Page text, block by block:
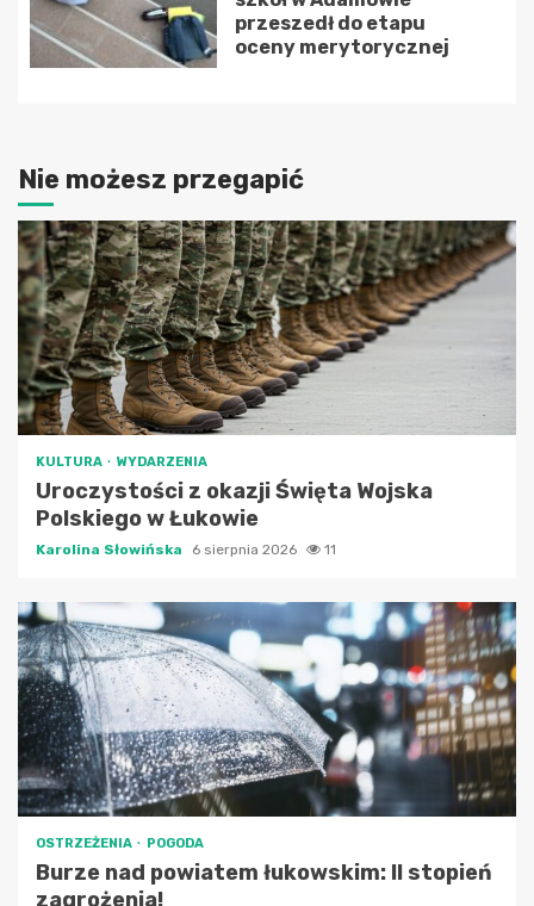
przeszedł do etapu
oceny merytorycznej
Nie możesz przegapić
KULTURA WYDARZENIA
Uroczystości z okazji Święta Wojska
Polskiego w Łukowie
Karolina Słowińska 6 sierpnia 2026 11
OSTRZEŻENIA POGODA
Burze nad powiatem łukowskim: II stopień
zagrożenia!